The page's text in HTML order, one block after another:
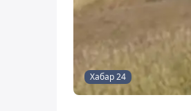
Хабар 24